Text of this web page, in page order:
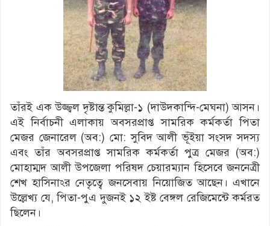
তাঁরই এক উজ্জ্বল দৃষ্টান্ত কুমিল্লা-১ (দাউদকান্দি-মেঘনা) আসন।
এই নির্বাচনী এলাকায় অবসরপ্রাপ্ত সামরিক কর্মকর্তা পিতা
মেজর জেনারেল (অব:) মো: সুবিদ আলী ভূঁইয়া সংসদ সদস্য
এবং তাঁর অবসরপ্রাপ্ত সামরিক কর্মকর্তা পুত্র মেজর (অব:)
মোহাম্মদ আলী উপজেলা পরিষদ চেয়ারম্যান হিসেবে জননেত্রী
শেখ হাসিনাঽর নেতৃত্বে জনসেবায় নিয়োজিত আছেন। এখানে
উল্লেখ্য যে, পিতা-পুএ দুজনই ১২ ইষ্ট বেঙ্গল রেজিমেন্টে কর্মরত
ছিলেন।